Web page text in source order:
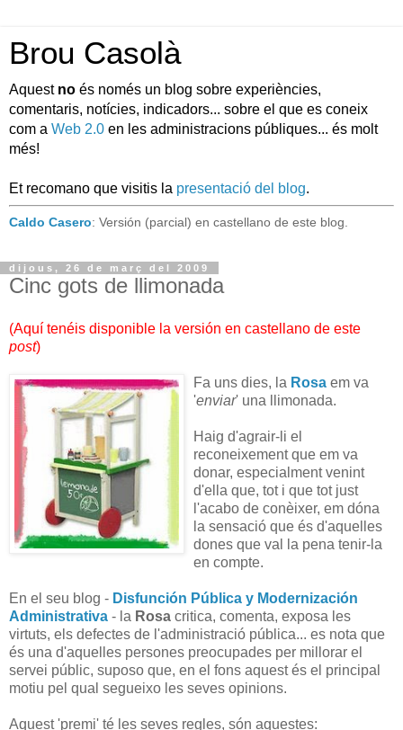
Brou Casolà
Aquest no és només un blog sobre experiències,
comentaris, notícies, indicadors... sobre el que es coneix
com a Web 2.0 en les administracions públiques... és molt
més!
Et recomano que visitis la presentació del blog.
Caldo Casero: Versión (parcial) en castellano de este blog.
dijous, 26 de març del 2009
Cinc gots de llimonada
(Aquí tenéis disponible la versión en castellano de este
post)
Fa uns dies, la Rosa em va
'enviar' una llimonada.
Haig d'agrair-li el
reconeixement que em va
donar, especialment venint
d'ella que, tot i que tot just
l'acabo de conèixer, em dóna
la sensació que és d'aquelles
dones que val la pena tenir-la
en compte.
En el seu blog - Disfunción Pública y Modernización
Administrativa - la Rosa critica, comenta, exposa les
virtuts, els defectes de l'administració pública... es nota que
és una d'aquelles persones preocupades per millorar el
servei públic, suposo que, en el fons aquest és el principal
motiu pel qual segueixo les seves opinions.
Aquest 'premi' té les seves regles, són aquestes: